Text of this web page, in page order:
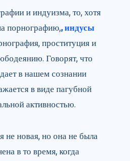
и индуизма, то, хотя
порнографию, , индусы
проституция и
Говорят, что
в нашем сознании
в виде пагубной
активностью.
новая, но она не была
в то время, когда